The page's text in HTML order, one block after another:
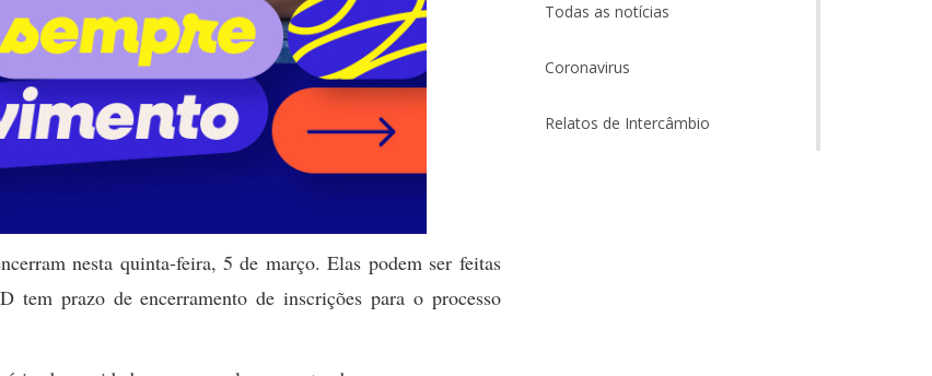
nesta quinta-feira, 5 de março. Elas podem ser feitas
tem prazo de encerramento de inscrições para o processo
Todas as notícias
Coronavirus
Relatos de Intercâmbio